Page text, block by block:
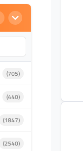
(705)
(440)
(1847)
(2540)